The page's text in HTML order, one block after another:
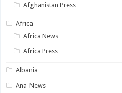
Afghanistan Press
Africa
Africa News
Africa Press
Albania
Ana-News